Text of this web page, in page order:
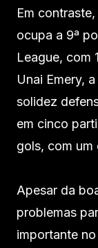
Em
ocupa a 9ª
League, com
Unai Emery,
solidez
em cinco
gols, com um
Apesar da
problemas
importante